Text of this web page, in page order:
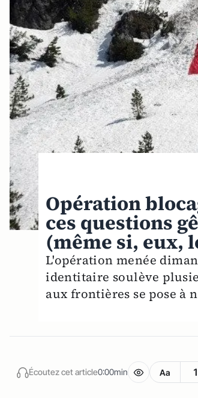
Opération
ces questions
(même si, eux,
L'opération menée
identitaire soulève
aux frontières se pose à
Écoutez cet article0:00min Aa